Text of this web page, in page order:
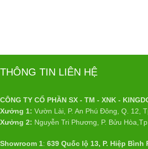
THÔNG TIN LIÊN HỆ
CÔNG TY CỔ PHẦN SX - TM - XNK -
Xưởng 1: Vườn Lài, P. An Phú Đông, Q. 12,
Xưởng 2: Nguyễn Tri Phương, P. Bửu
Showroom 1: 639 Quốc lộ 13, P. Hiệp